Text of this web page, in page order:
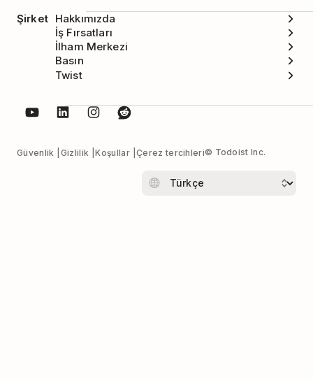
Şirket Hakkımızda
İş Fırsatları
İlham Merkezi
Basın
Twist
Güvenlik Gizlilik Koşullar Çerez tercihleri© Todoist Inc.